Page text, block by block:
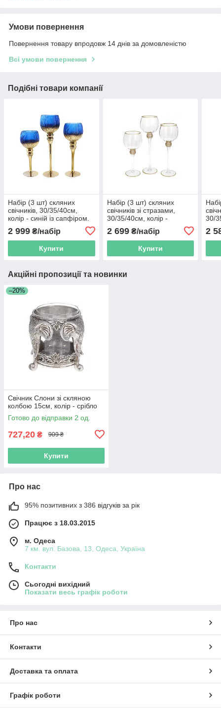
Умови повернення
Повернення товару впродовж 14 днів за домовленістю
Всі умови повернення
Подібні товари компанії
Набір (3 шт) скляних
свічників, 30/35/40см,
колір - синій із сапфіром.
2 999 ₴/набір
Купити
Набір (3 шт) скляних
свічників зі стразами,
30/35/40см, колір -
2 699₴/набір
Купити
30/
2
Акційні пропозиції та новинки
–20%
Свічник Слони зі скляною
колбою 15см, колір - срібло
Готово до відправки 2 од.
727,20 ₴ 909 ₴
Купити
Про нас
95% позитивних з 386 відгуків за рік
Працює з 18.03.2015
м. Одеса
7 км. вул. Базова, 13, Одеса, Україна
Контакти
Сьогодні вихідний
Показати весь графік роботи
Про нас
Контакти
Доставка та оплата
Графік роботи